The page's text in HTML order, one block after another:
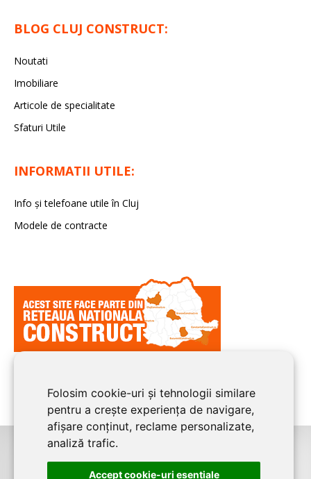
Folosim cookie-uri și tehnologii similare
pentru a crește experiența de navigare,
afișare conținut, reclame personalizate,
analiză trafic.
Accept cookie-uri esenţiale
BLOG CLUJ CONSTRUCT:
Noutati
Imobiliare
Articole de specialitate
Sfaturi Utile
INFORMATII UTILE:
Info și telefoane utile în Cluj
Modele de contracte
CLUJ CONSTRUCTeste un serviciu de promovare online pentru